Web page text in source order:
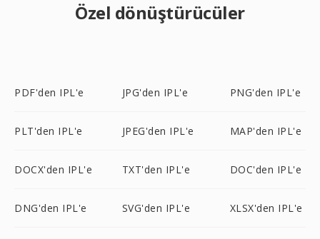
Özel dönüştürücüler
PDF'den IPL'e JPG'den IPL'e PNG'den IPL'e
PLT'den IPL'e JPEG'den IPL'e MAP'den IPL'e
DOCX'den IPL'e TXT'den IPL'e DOC'den IPL'e
DNG'den IPL'e SVG'den IPL'e XLSX'den IPL'e